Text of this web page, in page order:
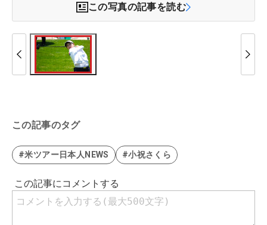
この写真の記事を読む
この記事のタグ
#米ツアー日本人NEWS #小祝さくら